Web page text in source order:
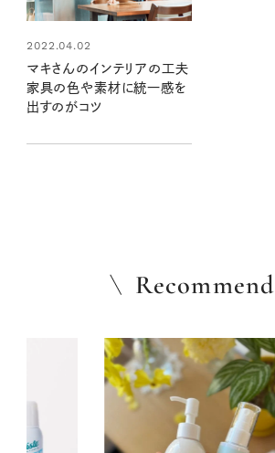
2022.04.02
マキさんのインテリアの工夫
家具の色や素材に統一感を
出すのがコツ
Recommend